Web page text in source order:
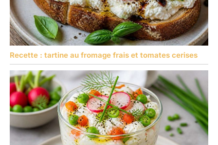
Recette : tartine au fromage frais et tomates cerises